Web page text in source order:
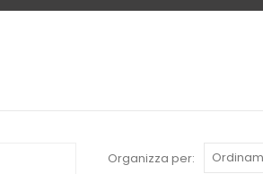
Organizza per: